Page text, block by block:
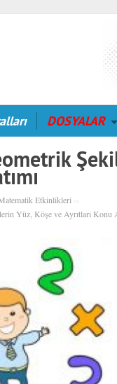
DOSYALAR
Etkinlikleri ››
Yüz, Köşe ve Ayrıtları Konu